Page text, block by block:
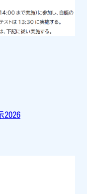
2026